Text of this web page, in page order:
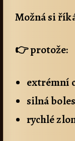
Možná si
👉 protože:
extrémní
silná
rychlé